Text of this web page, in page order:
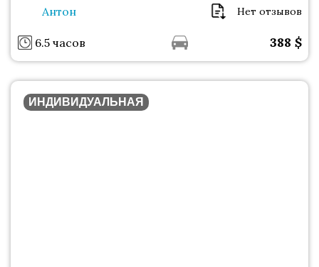
Антон Нет отзывов
6.5 часов 388 $
ИНДИВИДУАЛЬНАЯ